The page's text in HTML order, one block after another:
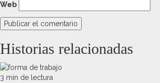
Web
Historias relacionadas
3 min de lectura